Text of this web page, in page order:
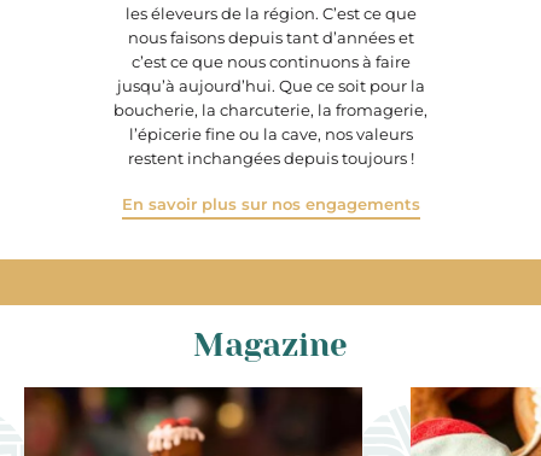
les éleveurs de la région. C’est ce que
nous faisons depuis tant d’années et
c’est ce que nous continuons à faire
jusqu’à aujourd’hui. Que ce soit pour la
boucherie, la charcuterie, la fromagerie,
l’épicerie fine ou la cave, nos valeurs
restent inchangées depuis toujours !
En savoir plus sur nos engagements
Magazine